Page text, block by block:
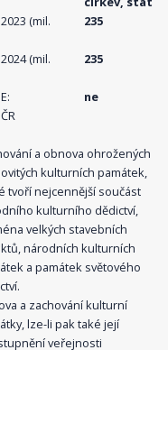
(mil.
235
(mil.
235
ne
a obnova ohrožených
kulturních památek,
tvoří nejcennější součást
kulturního dědictví,
velkých stavebních
národních kulturních
a památek světového
a zachování kulturní
lze-li pak také její
veřejnosti